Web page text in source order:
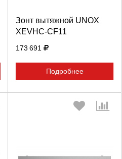
Зонт вытяжной UNOX
XEVHC-CF11
173 691
Подробнее